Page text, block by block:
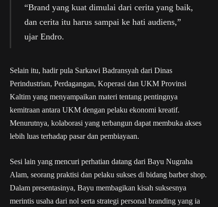
“Brand yang kuat dimulai dari cerita yang baik,
dan cerita itu harus sampai ke hati audiens,”
ujar Endro.
Selain itu, hadir pula Sarkawi Badransyah dari Dinas
Perindustrian, Perdagangan, Koperasi dan UKM Provinsi
Kaltim yang menyampaikan materi tentang pentingnya
kemitraan antara UKM dengan pelaku ekonomi kreatif.
Menurutnya, kolaborasi yang terbangun dapat membuka akses
lebih luas terhadap pasar dan pembiayaan.
Sesi lain yang mencuri perhatian datang dari Bayu Nugraha
Alam, seorang praktisi dan pelaku sukses di bidang barber shop.
Dalam presentasinya, Bayu membagikan kisah suksesnya
merintis usaha dari nol serta strategi personal branding yang ia